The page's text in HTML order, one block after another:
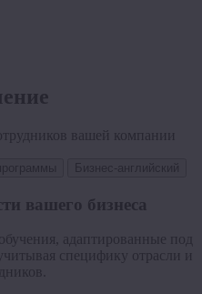
вашей компании
вашего бизнеса
адаптированные под
специфику отрасли и